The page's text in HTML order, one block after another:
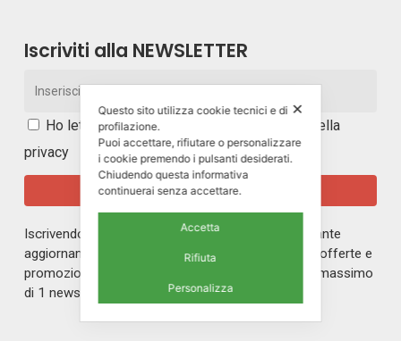
Iscriviti alla NEWSLETTER
Ho letto e accetto i
termini e le condizioni della
privacy
Iscrivendoti alla nostra newsletter rimarrai in costante
aggiornamento sul mondo di ERREPI, sulle nuove offerte e
promozioni riservate ai nostri iscritti. Riceverai un massimo
di 1 newsletter al mese.
✕
Questo sito utilizza cookie tecnici e di
profilazione.
Puoi accettare, rifiutare o personalizzare
i cookie premendo i pulsanti desiderati.
Chiudendo questa informativa
continuerai senza accettare.
Accetta
Rifiuta
Personalizza